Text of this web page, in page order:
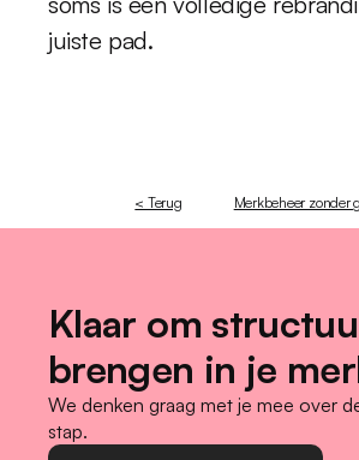
juiste pad.
< Terug Merkbeheer zonder
Klaar om
brengen in je
We denken graag met je mee over
stap.